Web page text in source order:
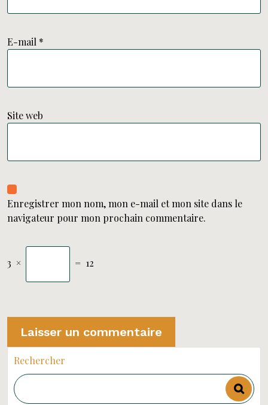
E-mail *
Site web
Enregistrer mon nom, mon e-mail et mon site dans le
navigateur pour mon prochain commentaire.
3 × = 12
Rechercher